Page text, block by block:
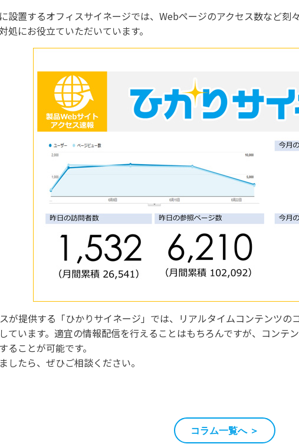
設置するオフィスサイネージでは、Webページのアクセス数など刻
処にお役立ていただいています。
が提供する「ひかりサイネージ」では、リアルタイムコンテンツの
ています。適宜の情報配信を行えることはもちろんですが、コンテ
ることが可能です。
したら、ぜひご相談ください。
コラム一覧へ ＞